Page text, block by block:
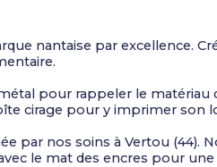
nantaise par excellence.
pour rappeler le
cirage pour y imprimer son
par nos soins à Vertou
le mat des encres pour